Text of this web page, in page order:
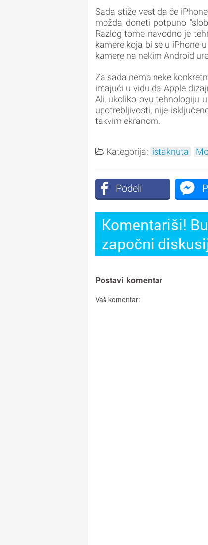
Sada stiže vest da će
možda doneti potpuno
Razlog tome navodno je
kamere koja bi se u iPhone-
kamere na nekim Android
Za sada nema neke
imajući u vidu da Apple
Ali, ukoliko ovu tehnologiju
upotrebljivosti, nije
takvim ekranom.
Kategorija: istaknuta
Podeli
Komentariši!
započni
Postavi komentar
Vaš komentar: